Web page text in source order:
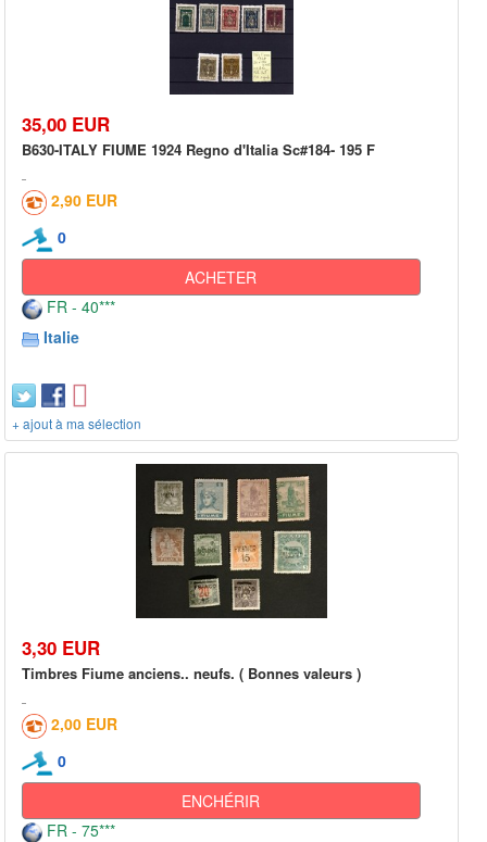
35,00 EUR
B630-ITALY FIUME 1924 Regno d'Italia Sc#184- 195 F
2,90 EUR
0
ACHETER
FR - 40***
Italie
+ ajout à ma sélection
3,30 EUR
Timbres Fiume anciens.. neufs. ( Bonnes valeurs )
2,00 EUR
0
ENCHÉRIR
FR - 75***